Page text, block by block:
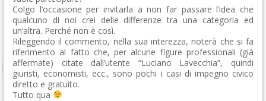
Colgo l’occasione per invitarla a non far passare l’idea che
qualcuno di noi crei delle differenze tra una categoria ed
un’altra. Perché non è così.
Rileggendo il commento, nella sua interezza, noterà che si fa
riferimento al fatto che, per alcune figure professionali (già
affermate) citate dall’utente “Luciano Lavecchia”, quindi
giuristi, economisti, ecc., sono pochi i casi di impegno civico
diretto e gratuito.
Tutto qua